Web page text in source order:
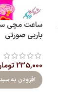
ساعت مچی
باربی صورتی
235,000
افزودن به